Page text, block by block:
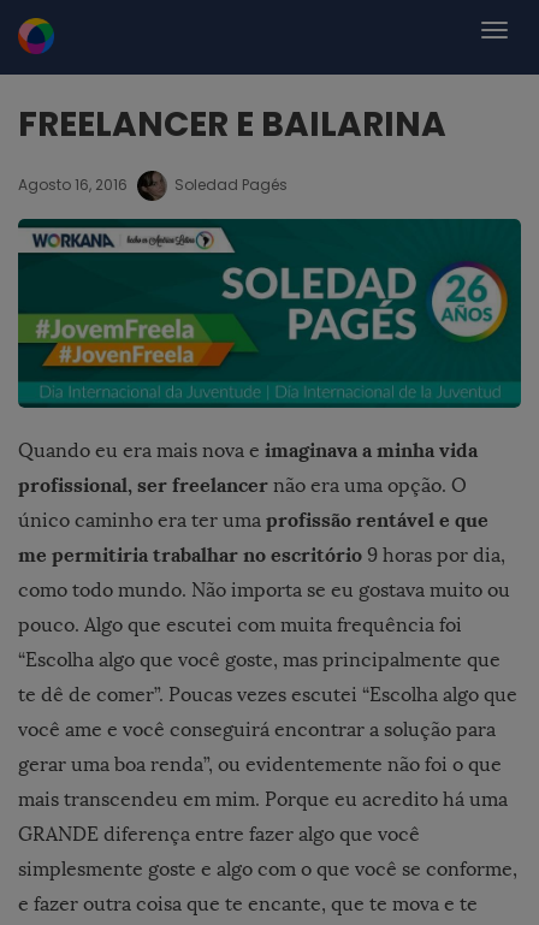
FREELANCER E BAILARINA
Agosto 16, 2016 Soledad Pagés
Quando eu era mais nova e imaginava a minha vida
profissional, ser freelancer não era uma opção. O
único caminho era ter uma profissão rentável e que
me permitiria trabalhar no escritório 9 horas por dia,
como todo mundo. Não importa se eu gostava muito ou
pouco. Algo que escutei com muita frequência foi
“Escolha algo que você goste, mas principalmente que
te dê de comer”. Poucas vezes escutei “Escolha algo que
você ame e você conseguirá encontrar a solução para
gerar uma boa renda”, ou evidentemente não foi o que
mais transcendeu em mim. Porque eu acredito há uma
GRANDE diferença entre fazer algo que você
simplesmente goste e algo com o que você se conforme,
e fazer outra coisa que te encante, que te mova e te